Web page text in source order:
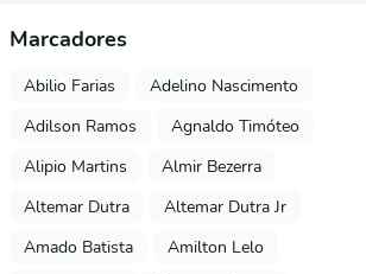
Marcadores
Abilio Farias
Adelino Nascimento
Adilson Ramos
Agnaldo Timóteo
Alipio Martins
Almir Bezerra
Altemar Dutra
Altemar Dutra Jr
Amado Batista
Amilton Lelo